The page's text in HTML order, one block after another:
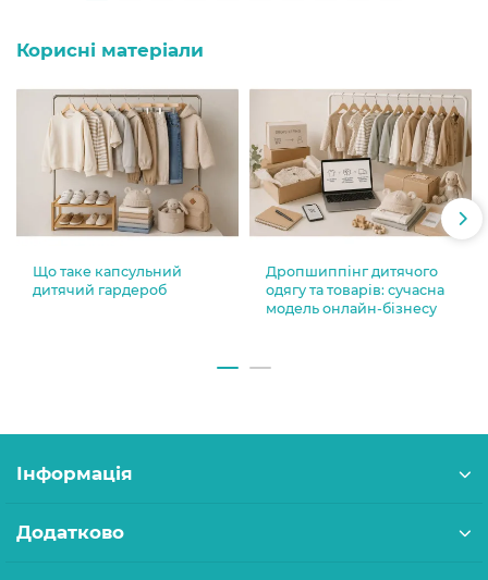
Корисні матеріали
Що таке капсульний
дитячий гардероб
Дропшиппінг дитячого
одягу та товарів: сучасна
модель онлайн-бізнесу
Інформація
Додатково